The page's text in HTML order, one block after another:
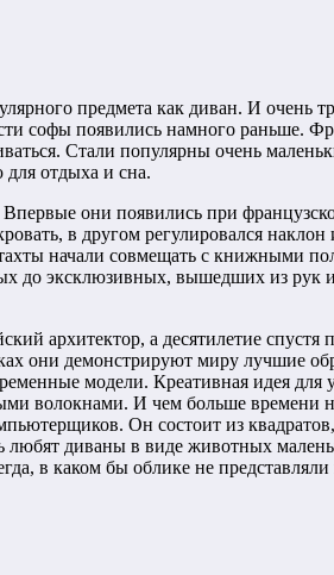
предмета как диван. И очень
софы появились намного раньше.
Стали популярны очень
отдыха и сна.
они появились при
в другом регулировался
начали совмещать с книжными
до эксклюзивных, вышедших из
архитектор, а десятилетие
они демонстрируют миру лучшие
модели. Креативная идея
волокнами. И чем больше времени
Он состоит из
диваны в виде животных
в каком бы облике не